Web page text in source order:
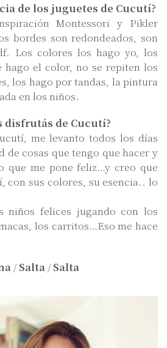
de los juguetes de Cucutí?
Montessori y Pikler
bordes son redondeados, son
Los colores los hago yo, los
hago el color, no se repiten los
los hago por tandas, la pintura
en los niños.
disfrutás de Cucutí?
me levanto todos los días
de cosas que tengo que hacer y
que me pone feliz…y creo que
con sus colores, su esencia.. lo
niños felices jugando con los
los carritos…Eso me hace
/ Salta / Salta